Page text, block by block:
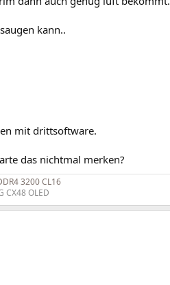
kann..
mit drittsoftware.
das nichtmal merken?
3200 CL16
CX48 OLED